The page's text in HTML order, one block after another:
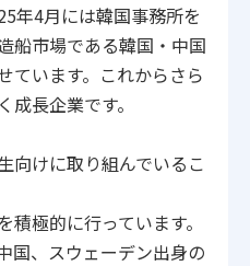
年4月には韓国事務所を
船市場である韓国・中国
ています。これからさら
長企業です。
向けに取り組んでいるこ
極的に行っています。
国、スウェーデン出身の